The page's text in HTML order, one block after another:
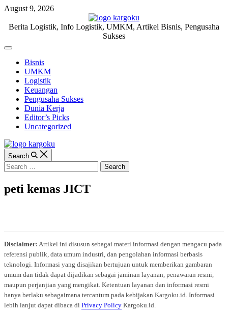
Skip
content
August 9, 2026
KARGOKU.ID
Berita Logistik, Info Logistik, UMKM, Artikel Bisnis, Pengusaha
Sukses
Off
CanvasBisnis
UMKM
Logistik
Keuangan
Pengusaha Sukses
Dunia Kerja
Editor’s Picks
Uncategorized
Search
Search
for:
peti kemas JICT
Disclaimer: Artikel ini disusun sebagai materi informasi dengan mengacu pada
referensi publik, data umum industri, dan pengolahan informasi berbasis
teknologi. Informasi yang disajikan bertujuan untuk memberikan gambaran
umum dan tidak dapat dijadikan sebagai jaminan layanan, penawaran resmi,
maupun perjanjian yang mengikat. Ketentuan layanan dan informasi resmi
hanya berlaku sebagaimana tercantum pada kebijakan Kargoku.id. Informasi
lebih lanjut dapat dibaca di Privacy Policy Kargoku.id.